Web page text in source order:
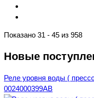
Показано 31 - 45 из 958
Новые
Реле уровня воды (
0024000399AB